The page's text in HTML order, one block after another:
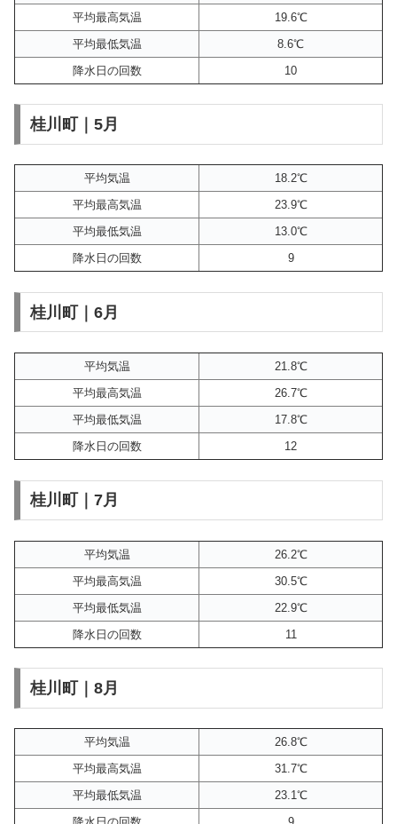
平均最高気温
19.6℃
平均最低気温
8.6℃
降水日の回数
10
桂川町｜5月
平均気温
18.2℃
平均最高気温
23.9℃
平均最低気温
13.0℃
降水日の回数
9
桂川町｜6月
平均気温
21.8℃
平均最高気温
26.7℃
平均最低気温
17.8℃
降水日の回数
12
桂川町｜7月
平均気温
26.2℃
平均最高気温
30.5℃
平均最低気温
22.9℃
降水日の回数
11
桂川町｜8月
平均気温
26.8℃
平均最高気温
31.7℃
平均最低気温
23.1℃